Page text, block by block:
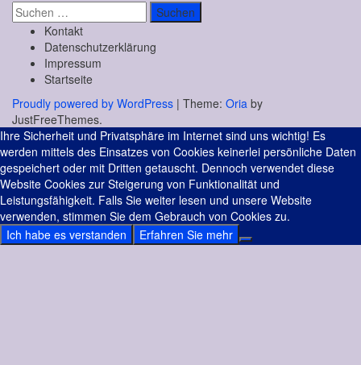
Suchen
nach: Kontakt
Datenschutzerklärung
Impressum
Startseite
Proudly powered by WordPress | Theme: Oria by
JustFreeThemes.
Ihre Sicherheit und Privatsphäre im Internet sind uns wichtig! Es
werden mittels des Einsatzes von Cookies keinerlei persönliche Daten
gespeichert oder mit Dritten getauscht. Dennoch verwendet diese
Website Cookies zur Steigerung von Funktionalität und
Leistungsfähigkeit. Falls Sie weiter lesen und unsere Website
verwenden, stimmen Sie dem Gebrauch von Cookies zu.
Ich habe es verstanden
Erfahren Sie mehr